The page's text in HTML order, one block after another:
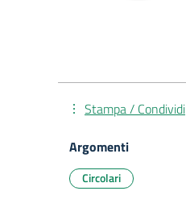
Stampa / Condividi
Argomenti
Circolari